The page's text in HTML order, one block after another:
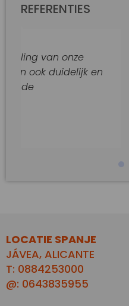
REFERENTIES
onze
en
LOCATIE SPANJE
JÁVEA, ALICANTE
T: 0884253000
@: 0643835955